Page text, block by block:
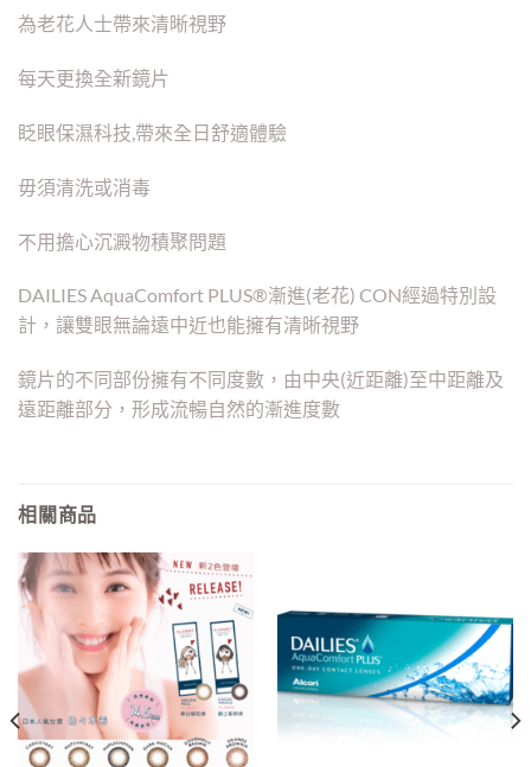
為老花人士帶來清晰視野
每天更換全新鏡片
眨眼保濕科技,帶來全日舒適體驗
毋須清洗或消毒
不用擔心沉澱物積聚問題
DAILIES AquaComfort PLUS®漸進(老花) CON經過特別設
計，讓雙眼無論遠中近也能擁有清晰視野
鏡片的不同部份擁有不同度數，由中央(近距離)至中距離及
遠距離部分，形成流暢自然的漸進度數
相關商品